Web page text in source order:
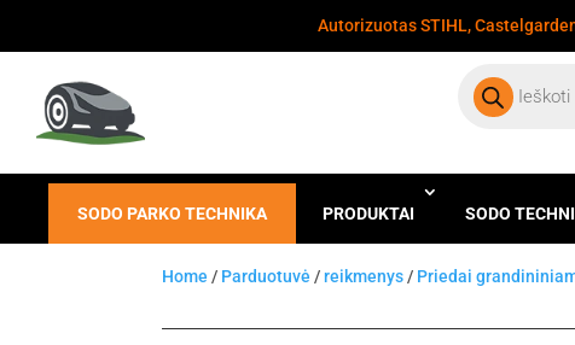
Autorizuotas STIHL,
search
SODO PARKO TECHNIKA PRODUKTAI SODO
Home / Parduotuvė /reikmenys / Priedai